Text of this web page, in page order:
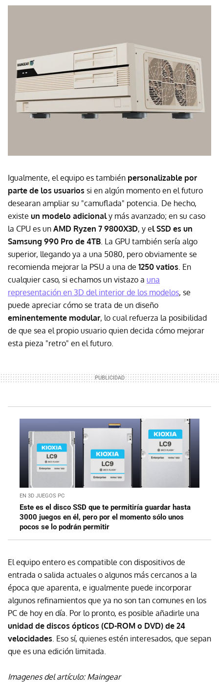
Igualmente, el equipo es también personalizable por
parte de los usuarios si en algún momento en el futuro
desearan ampliar su "camuflada" potencia. De hecho,
existe un modelo adicionaly más avanzado; en su caso
la CPU es un AMD Ryzen 7 9800X3D, y el SSD es un
Samsung 990 Pro de 4TB. La GPU también sería algo
superior, llegando ya a una 5080, pero obviamente se
recomienda mejorar la PSU a una de 1250 vatios. En
cualquier caso, si echamos un vistazo a una
representación en 3D del interior de los modelos, se
puede apreciar cómo se trata de un diseño
eminentemente modular, lo cual refuerza la posibilidad
de que sea el propio usuario quien decida cómo mejorar
esta pieza "retro" en el futuro.
EN 3D JUEGOS PC
Este es el disco SSD que te permitiría guardar hasta
3000 juegos en él, pero por el momento sólo unos
pocos se lo podrán permitir
El equipo entero es compatible con dispositivos de
entrada o salida actuales o algunos más cercanos a la
época que aparenta, e igualmente puede incorporar
algunos refinamientos que ya no son tan comunes en los
PC de hoy en día. Por lo pronto, es posible añadirle una
unidad de discos ópticos (CD-ROM o DVD) de 24
velocidades. Eso sí, quienes estén interesados, que sepan
que es una edición limitada.
Imagenes del artículo: Maingear